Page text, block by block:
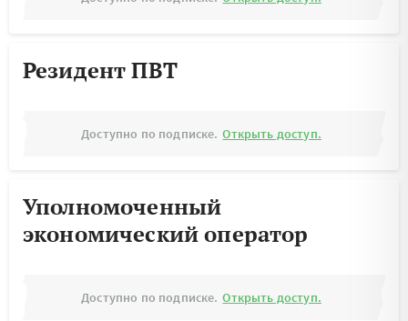
Резидент ПВТ
Доступно по подписке. Открыть доступ.
Уполномоченный
экономический оператор
Доступно по подписке. Открыть доступ.